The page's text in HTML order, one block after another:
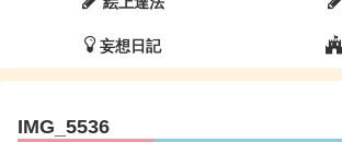
妄想日記
IMG_5536